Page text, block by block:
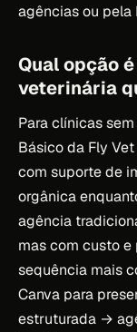
agências ou pela
Qual opção
veterinária
Para clínicas
Básico da Fly
com suporte de
orgânica
agência
mas com custo e
sequência mais
Canva para
estruturada →